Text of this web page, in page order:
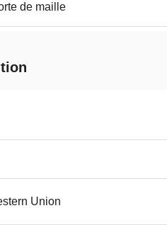
de maille
Union